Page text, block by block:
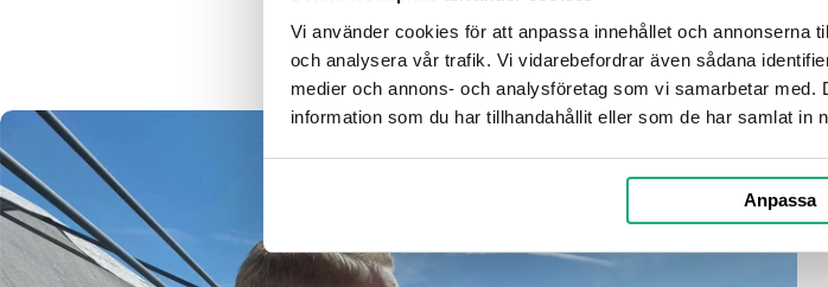
Vi använder cookies för att anpassa innehållet och annonserna
och analysera vår trafik. Vi vidarebefordrar även sådana
medier och annons- och analysföretag som vi samarbetar
information som du har tillhandahållit eller som de har samlat in
Anpassa